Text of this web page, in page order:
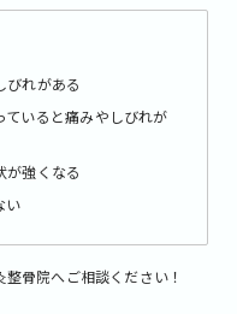
びれがある
ていると痛みやしびれが
が強くなる
い
骨院へご相談ください！